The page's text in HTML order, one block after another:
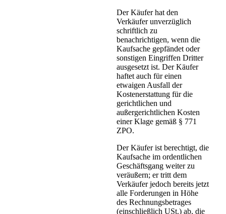
Der Käufer hat den
Verkäufer unverzüglich
schriftlich zu
benachrichtigen, wenn die
Kaufsache gepfändet oder
sonstigen Eingriffen Dritter
ausgesetzt ist. Der Käufer
haftet auch für einen
etwaigen Ausfall der
Kostenerstattung für die
gerichtlichen und
außergerichtlichen Kosten
einer Klage gemäß § 771
ZPO.
Der Käufer ist berechtigt, die
Kaufsache im ordentlichen
Geschäftsgang weiter zu
veräußern; er tritt dem
Verkäufer jedoch bereits jetzt
alle Forderungen in Höhe
des Rechnungsbetrages
(einschließlich USt.) ab, die